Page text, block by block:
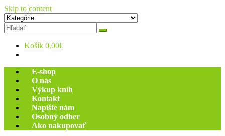
Skip to content
Zelený dom
Antikvariát
Košík 0,00€
E-shop
O nás
Výkup kníh
Kontakt
Napíšte nám
Osobný odber
Ako nakupovať